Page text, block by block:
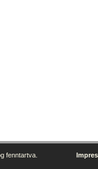
fenntartva.